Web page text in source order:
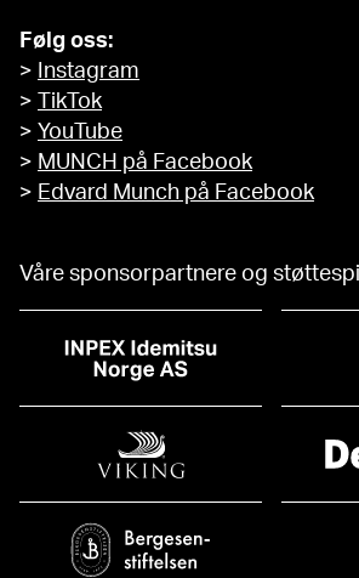
Følg oss:
>
Instagram
>
TikTok
> YouTube
> MUNCH på Facebook
> Edvard Munch på Facebook
Våre sponsorpartnere og